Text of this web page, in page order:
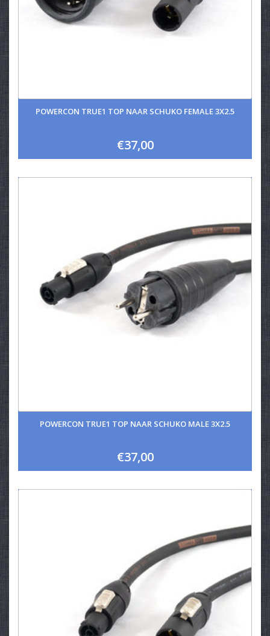
POWERCON TRUE1 TOP NAAR SCHUKO FEMALE 3X2.5
€37,00
POWERCON TRUE1 TOP NAAR SCHUKO MALE 3X2.5
€37,00